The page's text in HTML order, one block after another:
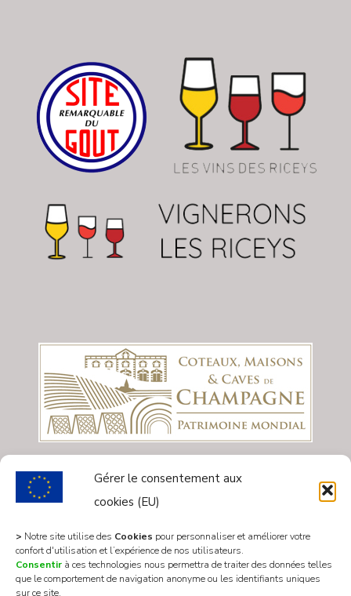
Gérer le consentement aux
cookies (EU)
> Notre site utilise des Cookies pour personnaliser et améliorer votre
confort d'utilisation et l’expérience de nos utilisateurs.
Consentir à ces technologies nous permettra de traiter des données telles
que le comportement de navigation anonyme ou les identifiants uniques
sur ce site.